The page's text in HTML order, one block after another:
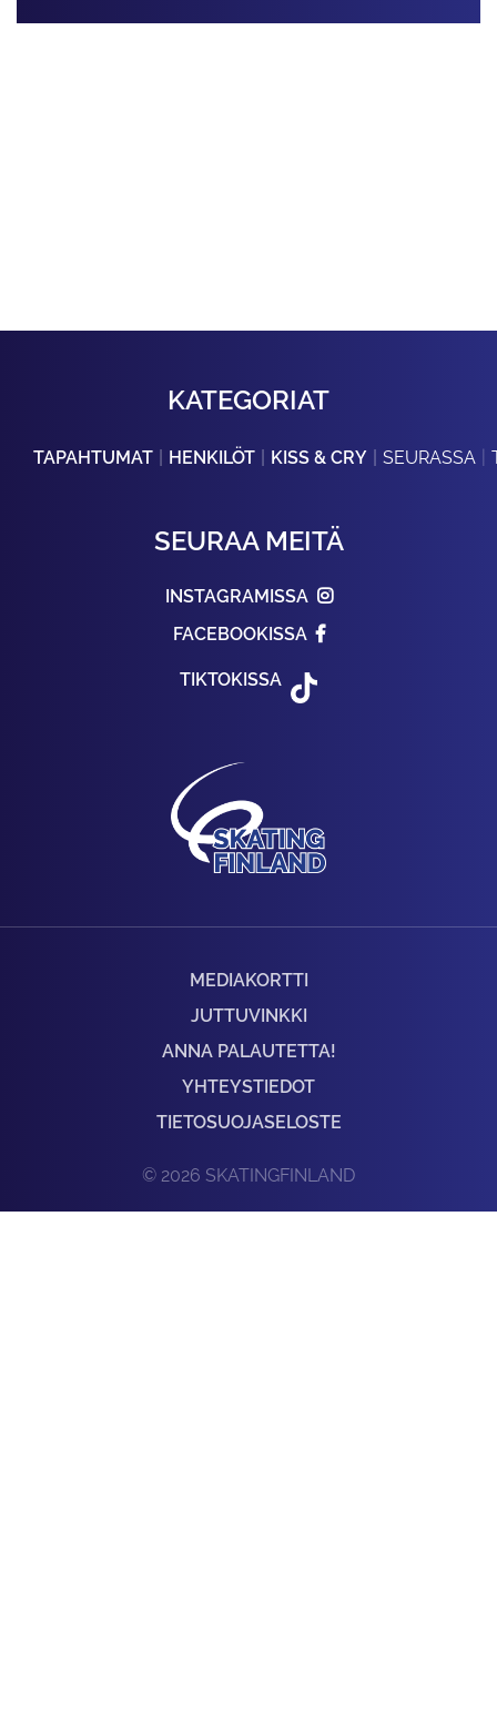
KATEGORIAT
TAPAHTUMAT HENKILÖT KISS & CRY SEURASSA
SEURAA MEITÄ
INSTAGRAMISSA
FACEBOOKISSA
TIKTOKISSA
MEDIAKORTTI
JUTTUVINKKI
ANNA PALAUTETTA!
YHTEYSTIEDOT
TIETOSUOJASELOSTE
© 2026 SKATINGFINLAND